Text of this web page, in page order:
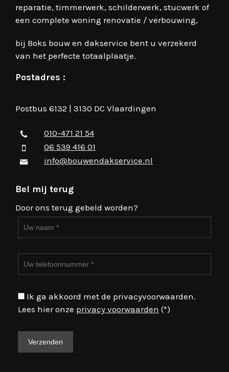
reparatie, timmerwerk, schilderwerk, stucwerk of
een complete woning renovatie / verbouwing,
bij Boks bouw en dakservice bent u verzekerd
van het perfecte totaalplaatje.
Postadres :
Postbus 6132 | 3130 DC Vlaardingen
010-471 21 54
06 539 416 01
info@bouwendakservice.nl
Bel mij terug
Door ons terug gebeld worden?
Ik ga akkoord met de privacyvoorwaarden.
Lees hier onze privacy voorwaarden (*)